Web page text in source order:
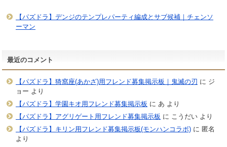
【パズドラ】デンジのテンプレパーティ編成とサブ候補｜チェンソ
ーマン
最近のコメント
【パズドラ】猗窩座(あかざ)用フレンド募集掲示板｜鬼滅の刃 に ジ
ョー より
【パズドラ】学園キオ用フレンド募集掲示板 に あ より
【パズドラ】アグリゲート用フレンド募集掲示板 に こうだいより
【パズドラ】キリン用フレンド募集掲示板(モンハンコラボ)に 匿名
より